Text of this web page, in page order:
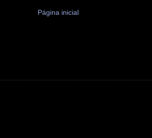
Página inicial